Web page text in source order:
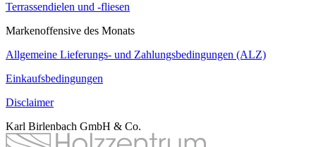
Terrassendielen und -fliesen
Markenoffensive des Monats
Allgemeine Lieferungs- und Zahlungsbedingungen (ALZ)
Einkaufsbedingungen
Disclaimer
Karl Birlenbach GmbH & Co.